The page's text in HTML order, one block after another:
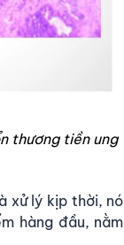
thương tiền ung
xử lý kịp thời, nó
hàng đầu, nằm